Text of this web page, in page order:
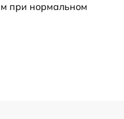
при нормальном